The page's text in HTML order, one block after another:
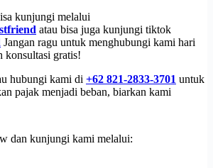
kunjungi melalui
atau bisa juga kunjungi tiktok
Jangan ragu untuk menghubungi kami hari
konsultasi gratis!
hubungi kami di +62 821-2833-3701 untuk
pajak menjadi beban, biarkan kami
dan kunjungi kami melalui: